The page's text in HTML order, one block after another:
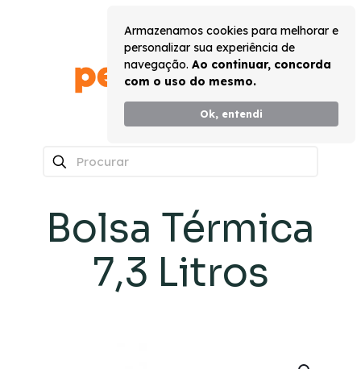
Armazenamos cookies para melhorar e
personalizar sua experiência de
navegação. Ao continuar, concorda
com o uso do mesmo.
Ok, entendi
Bolsa Térmica
7,3 Litros